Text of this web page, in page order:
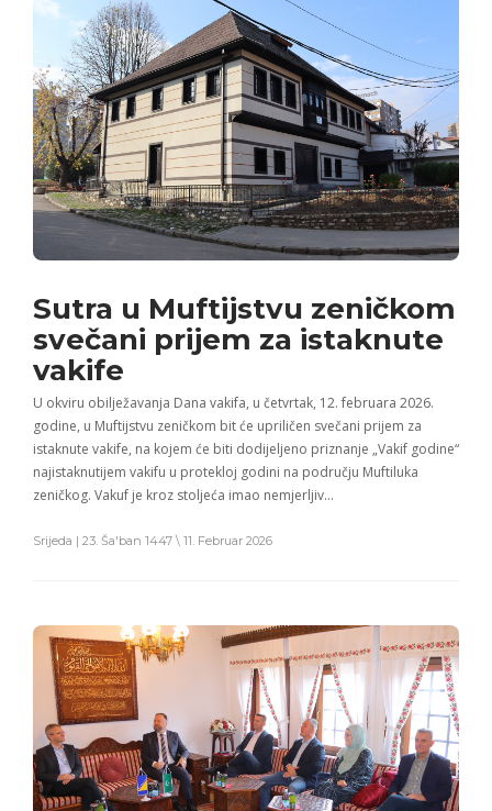
Sutra u Muftijstvu zeničkom
svečani prijem za istaknute
vakife
U okviru obilježavanja Dana vakifa, u četvrtak, 12. februara 2026.
godine, u Muftijstvu zeničkom bit će upriličen svečani prijem za
istaknute vakife, na kojem će biti dodijeljeno priznanje „Vakif godine“
najistaknutijem vakifu u protekloj godini na području Muftiluka
zeničkog. Vakuf je kroz stoljeća imao nemjerljiv…
Srijeda | 23. Ša'ban 1447 \ 11. Februar 2026